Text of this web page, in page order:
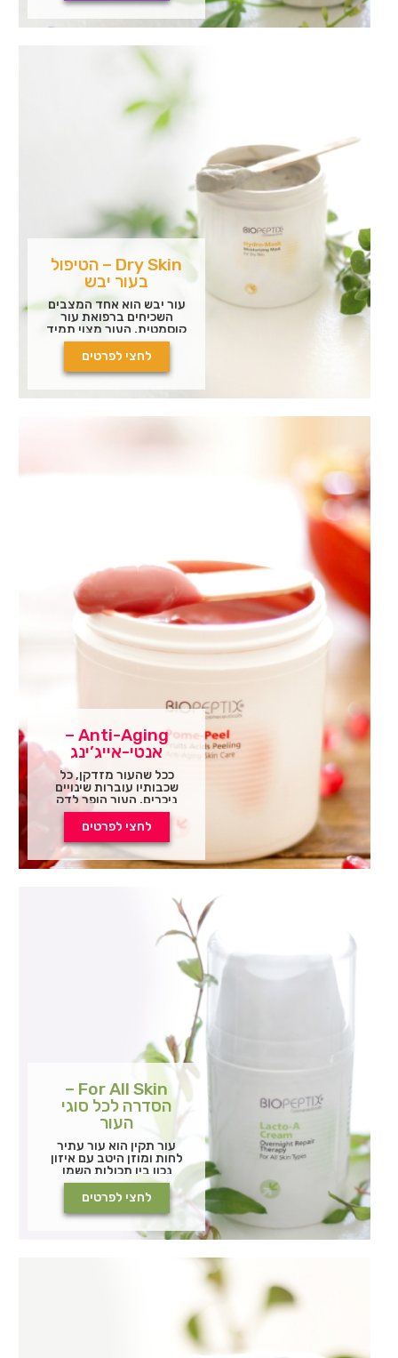
העיניים וגורמים להופעת
קמטים בטרם עת, אובדן
שחורים מתחת לעיניים.
Dry Skin – הטיפול
בעור יבש
עור יבש הוא אחד המצבים
השכיחים ברפואת עור
קוסמטית. העור מצוי תמיד
בתהליך של התייבשות, ואין
זה מפתיע כלל שכן העור
סביבת הגוף הפנימית ובין
הסביבה החיצונית.
לחצי לפרטים
Anti-Aging –
אנטי-אייג’ינג
ככל שהעור מזדקן, כל
שכבותיו עוברות שינויים
ניכרים. העור הופך לדק
יותר, יבש יותר, מחוספס
יותר, עם פיגמנטצית-יתר
אלסטין וליפידים, זרימת
דם לקויה, חשיפה
לרדיקלים חופשיים ושינויים
מטבוליים והורמונאליים
בהזדקנות העור.
לחצי לפרטים
For All Skin –
הסדרה לכל סוגי
העור
עור תקין הוא עור עתיר
לחות ומוזן היטב עם איזון
נכון בין תכולות השמן
והלחות, זרימת דם טובה,
ללא נקבוביות או כתמים
מבריקים או קשקשיים.
שטח הפנים נקי, רך
לחצי לפרטים